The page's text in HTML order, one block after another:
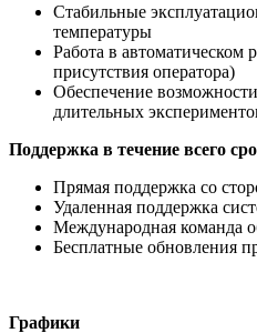
Стабильные
температуры
Работа в автоматическом
присутствия оператора)
Обеспечение
длительных
Поддержка в течение всего
Прямая поддержка со
Удаленная поддержка
Международная команда
Бесплатные обновления
Графики